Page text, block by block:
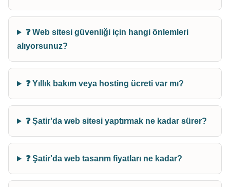
❓ Web sitesi güvenliği için hangi önlemleri
alıyorsunuz?
❓ Yıllık bakım veya hosting ücreti var mı?
❓ Şatir'da web sitesi yaptırmak ne kadar sürer?
❓ Şatir'da web tasarım fiyatları ne kadar?